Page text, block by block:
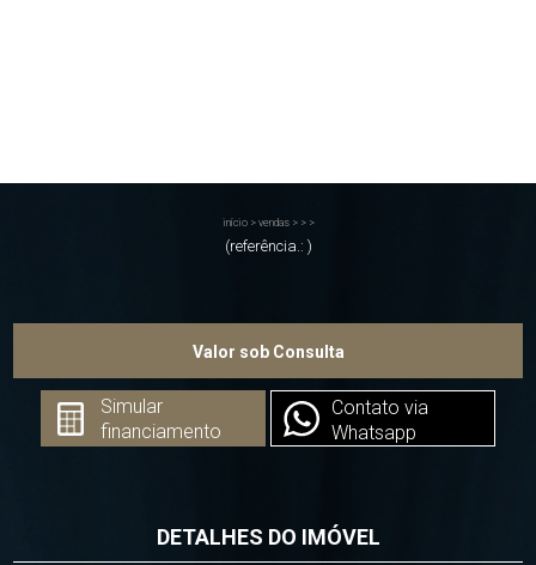
início> vendas> > >
(referência.: )
Valor sob Consulta
Simular
financiamento
Contato via
Whatsapp
DETALHES DO IMÓVEL